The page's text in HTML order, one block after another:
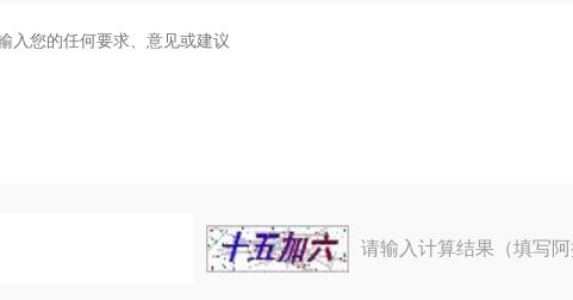
请输入计算结果（填写